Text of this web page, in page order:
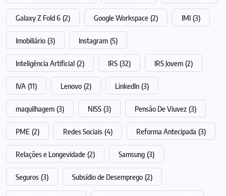
Galaxy Z Fold 6 (2) Google Workspace (2) IMI (3)
Imobiliário (3) Instagram (5)
Inteligência Artificial (2) IRS (32) IRS Jovem (2)
IVA (11) Lenovo (2) LinkedIn (3)
maquilhagem (3) NISS (3) Pensão De Viuvez (3)
PME (2) Redes Sociais (4) Reforma Antecipada (3)
Relações e Longevidade (2) Samsung (3)
Seguros (3) Subsídio de Desemprego (2)